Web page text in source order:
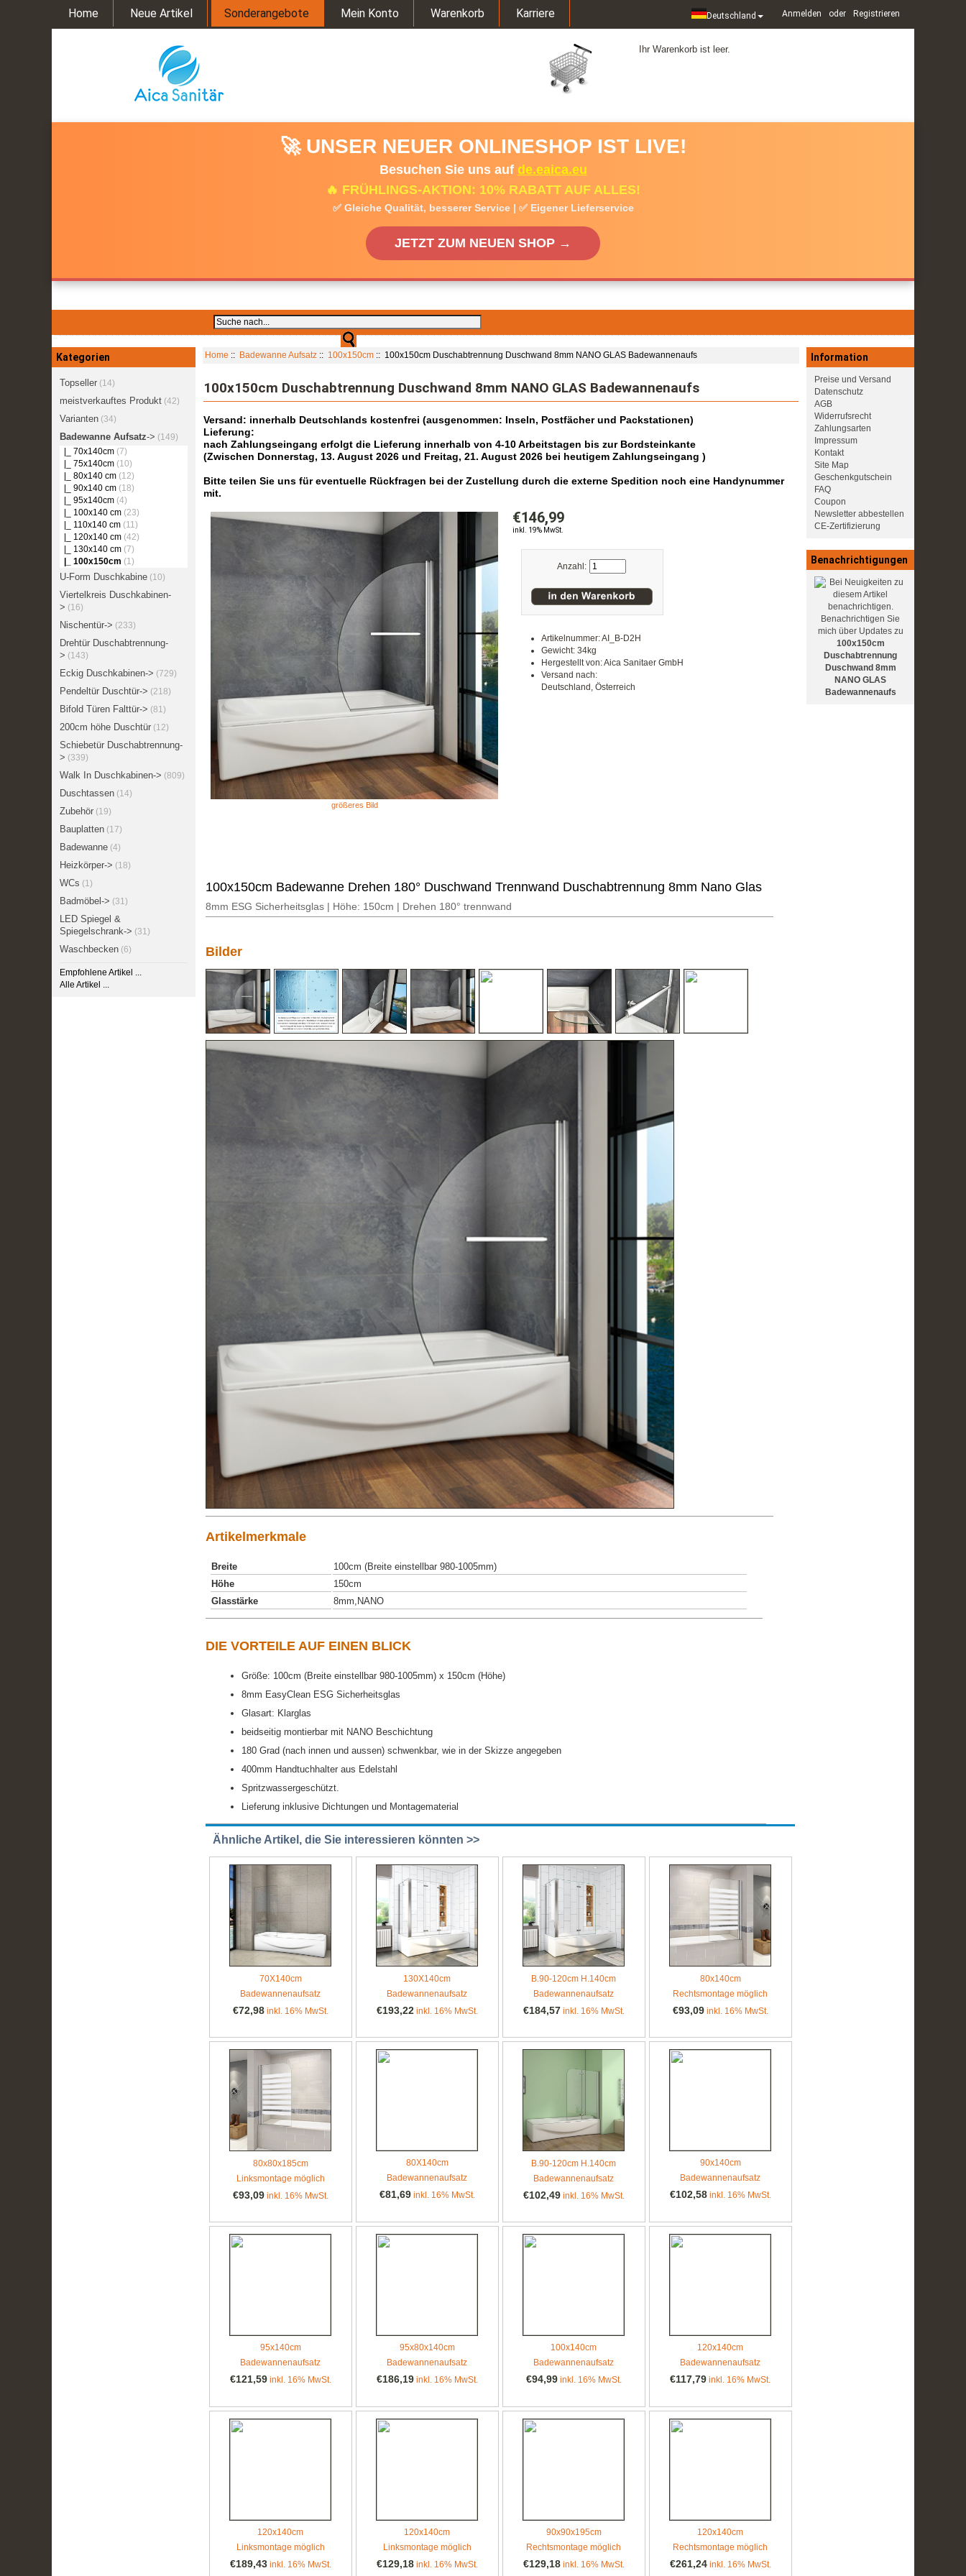
Ihr Warenkorb ist leer.
🚀 UNSER NEUER ONLINESHOP IST LIVE!
Besuchen Sie uns auf de.eaica.eu
🔥 FRÜHLINGS-AKTION: 10% RABATT AUF ALLES!
✅ Gleiche Qualität, besserer Service | ✅ Eigener Lieferservice
JETZT ZUM NEUEN SHOP →
Home Neue Artikel Sonderangebote Mein Konto Warenkorb Karriere Deutschland Anmelden oder Registrieren
Kategorien
Topseller(14)
meistverkauftes Produkt(42)
Varianten(34)
Badewanne Aufsatz-> (149)
|_ 70x140cm(7)
|_ 75x140cm(10)
|_ 80x140 cm(12)
|_ 90x140 cm(18)
|_ 95x140cm(4)
|_ 100x140 cm(23)
|_ 110x140 cm(11)
|_ 120x140 cm(42)
|_ 130x140 cm(7)
|_ 100x150cm (1)
U-Form Duschkabine(10)
Viertelkreis Duschkabinen-
> (16)
Nischentür-> (233)
Drehtür Duschabtrennung-
> (143)
Eckig Duschkabinen-> (729)
Pendeltür Duschtür-> (218)
Bifold Türen Falttür-> (81)
200cm höhe Duschtür(12)
Schiebetür Duschabtrennung-
> (339)
Walk In Duschkabinen-> (809)
Duschtassen(14)
Zubehör(19)
Bauplatten(17)
Badewanne(4)
Heizkörper-> (18)
WCs (1)
Badmöbel-> (31)
LED Spiegel &
Spiegelschrank-> (31)
Waschbecken(6)
Empfohlene Artikel ...
Alle Artikel ...
Home :: Badewanne Aufsatz :: 100x150cm :: 100x150cm Duschabtrennung Duschwand 8mm NANO GLAS Badewannenaufs
100x150cm Duschabtrennung Duschwand 8mm NANO GLAS Badewannenaufs
Versand: innerhalb Deutschlands kostenfrei (ausgenommen: Inseln, Postfächer und Packstationen)
Lieferung:
nach Zahlungseingang erfolgt die Lieferung innerhalb von 4-10 Arbeitstagen bis zur Bordsteinkante
(Zwischen Donnerstag, 13. August 2026 und Freitag, 21. August 2026 bei heutigem Zahlungseingang )
Bitte teilen Sie uns für eventuelle Rückfragen bei der Zustellung durch die externe Spedition noch eine Handynummer
mit.
größeres Bild
€146,99
inkl. 19% MwSt.
Anzahl:
Artikelnummer: AI_B-D2H
Gewicht: 34kg
Hergestellt von: Aica Sanitaer GmbH
Versand nach:
Deutschland, Österreich
100x150cm Badewanne Drehen 180° Duschwand Trennwand Duschabtrennung 8mm Nano Glas
8mm ESG Sicherheitsglas | Höhe: 150cm | Drehen 180° trennwand
Bilder
Artikelmerkmale
Breite
100cm (Breite einstellbar 980-1005mm)
Höhe
150cm
Glasstärke
8mm,NANO
DIE VORTEILE AUF EINEN BLICK
Größe: 100cm (Breite einstellbar 980-1005mm) x 150cm (Höhe)
8mm EasyClean ESG Sicherheitsglas
Glasart: Klarglas
beidseitig montierbar mit NANO Beschichtung
180 Grad (nach innen und aussen) schwenkbar, wie in der Skizze angegeben
400mm Handtuchhalter aus Edelstahl
Spritzwassergeschützt.
Lieferung inklusive Dichtungen und Montagematerial
Ähnliche Artikel, die Sie interessieren könnten >>
70X140cm
Badewannenaufsatz
€72,98inkl. 16% MwSt.
130X140cm
Badewannenaufsatz
€193,22inkl. 16% MwSt.
B.90-120cm H.140cm
Badewannenaufsatz
€184,57inkl. 16% MwSt.
80x140cm
Rechtsmontage möglich
€93,09inkl. 16% MwSt.
80x80x185cm
Linksmontage möglich
€93,09inkl. 16% MwSt.
80X140cm
Badewannenaufsatz
€81,69inkl. 16% MwSt.
B.90-120cm H.140cm
Badewannenaufsatz
€102,49inkl. 16% MwSt.
90x140cm
Badewannenaufsatz
€102,58inkl. 16% MwSt.
95x140cm
Badewannenaufsatz
€121,59inkl. 16% MwSt.
95x80x140cm
Badewannenaufsatz
€186,19inkl. 16% MwSt.
100x140cm
Badewannenaufsatz
€94,99inkl. 16% MwSt.
120x140cm
Badewannenaufsatz
€117,79 inkl. 16% MwSt.
120x140cm
Linksmontage möglich
€189,43inkl. 16% MwSt.
120x140cm
Linksmontage möglich
€129,18inkl. 16% MwSt.
90x90x195cm
Rechtsmontage möglich
€129,18inkl. 16% MwSt.
120x140cm
Rechtsmontage möglich
€261,24inkl. 16% MwSt.
Information
Preise und Versand
Datenschutz
AGB
Widerrufsrecht
Zahlungsarten
Impressum
Kontakt
Site Map
Geschenkgutschein
FAQ
Coupon
Newsletter abbestellen
CE-Zertifizierung
Benachrichtigungen
Benachrichtigen Sie
mich über Updates zu
100x150cm
Duschabtrennung
Duschwand 8mm
NANO GLAS
Badewannenaufs